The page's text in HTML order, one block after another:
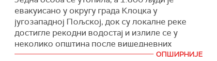
на западној релацији између Амштетена и Сент
Валентина.
аутомобила који је слетео у реку код Липове
Лазне, 235 километара од Прага.
Ватрогасна служба у том региону саопштила је
да је јутрос евакуисала 1.900 људи, док су
многи путеви непроходни.
евакуисано у округу града Клоцка у
југозападној Пољској, док су локалне реке
достигле рекодни водостај и излиле се у
неколико општина после вишедневних
падавина.
ОПШИРНИЈЕ